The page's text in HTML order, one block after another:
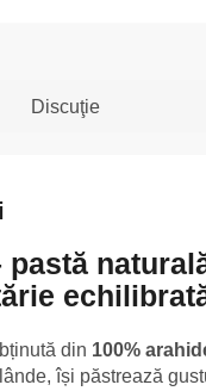
Discuţie
pastă
din 100%
își păstrează